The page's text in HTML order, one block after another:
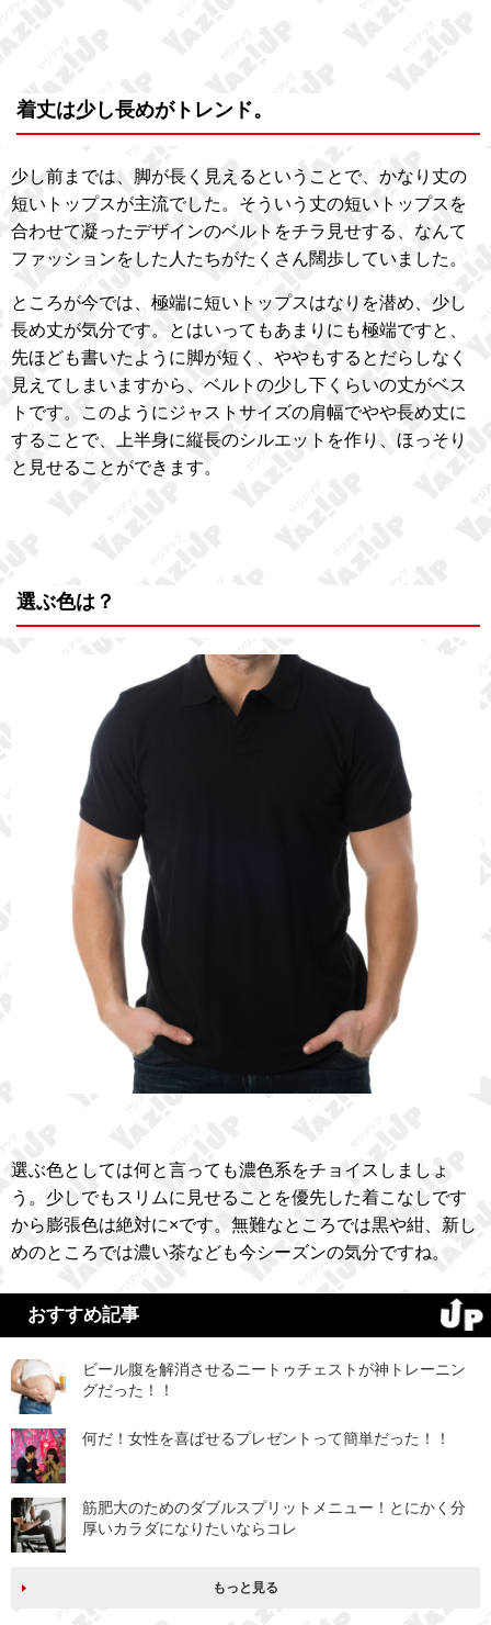
着丈は少し長めがトレンド。
少し前までは、脚が長く見えるということで、かなり丈の
短いトップスが主流でした。そういう丈の短いトップスを
合わせて凝ったデザインのベルトをチラ見せする、なんて
ファッションをした人たちがたくさん闊歩していました。
ところが今では、極端に短いトップスはなりを潜め、少し
長め丈が気分です。とはいってもあまりにも極端ですと、
先ほども書いたように脚が短く、ややもするとだらしなく
見えてしまいますから、ベルトの少し下くらいの丈がベス
トです。このようにジャストサイズの肩幅でやや長め丈に
することで、上半身に縦長のシルエットを作り、ほっそり
と見せることができます。
選ぶ色は？
選ぶ色としては何と言っても濃色系をチョイスしましょ
う。少しでもスリムに見せることを優先した着こなしです
から膨張色は絶対に×です。無難なところでは黒や紺、新し
めのところでは濃い茶なども今シーズンの気分ですね。
おすすめ記事
ビール腹を解消させるニートゥチェストが神トレーニン
グだった！！
何だ！女性を喜ばせるプレゼントって簡単だった！！
筋肥大のためのダブルスプリットメニュー！とにかく分
厚いカラダになりたいならコレ
もっと見る